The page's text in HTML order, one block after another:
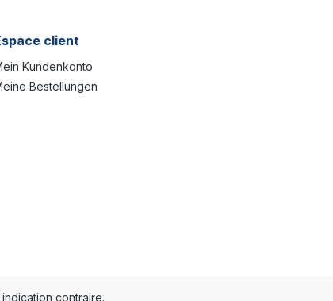
client
Kundenkonto
Bestellungen
contraire.